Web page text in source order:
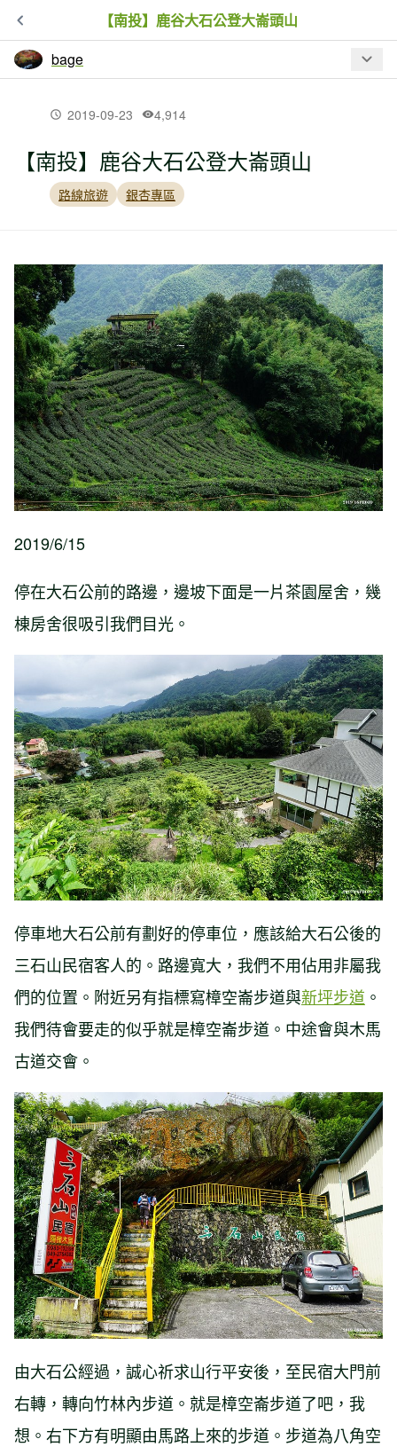
【南投】鹿谷大石公登大崙頭山
bage
最新文章
【花蓮】新吞山腳（新吞山東峰、純柑
山）、新吞山東南峰、原灣山、南通
（沒找到）母亞間、三臺
【花蓮】赤科山走走、羅山遊憩區
【花蓮】北秀巒山、里行、學校園、新
吞山
2019-09-23 4,914
【南投】鹿谷大石公登大崙頭山
路線旅遊 銀杏專區
2019/6/15
停在大石公前的路邊，邊坡下面是一片茶園屋舍，幾
棟房舍很吸引我們目光。
停車地大石公前有劃好的停車位，應該給大石公後的
三石山民宿客人的。路邊寬大，我們不用佔用非屬我
們的位置。附近另有指標寫樟空崙步道與新坪步道 。
我們待會要走的似乎就是樟空崙步道。中途會與木馬
古道交會。
由大石公經過，誠心祈求山行平安後，至民宿大門前
右轉，轉向竹林內步道。就是樟空崙步道了吧，我
想。右下方有明顯由馬路上來的步道。步道為八角空